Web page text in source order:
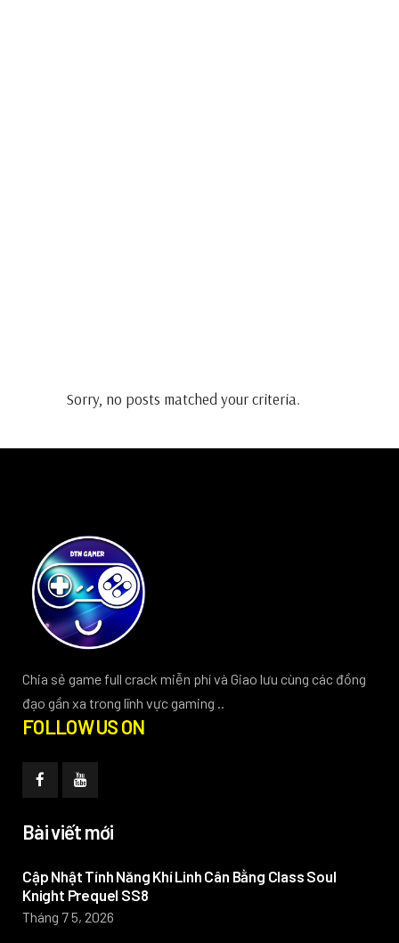
Sorry, no posts matched your criteria.
Chia sẻ game full crack miễn phí và Giao lưu cùng các đồng
đạo gần xa trong lĩnh vực gaming ..
FOLLOW US ON
Bài viết mới
Cập Nhật Tính Năng Khí Linh Cân Bằng Class Soul
Knight Prequel SS8
Tháng 7 5, 2026